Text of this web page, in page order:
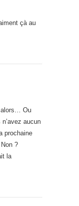
çà au
alors… Ou
aucun
prochaine
?
la